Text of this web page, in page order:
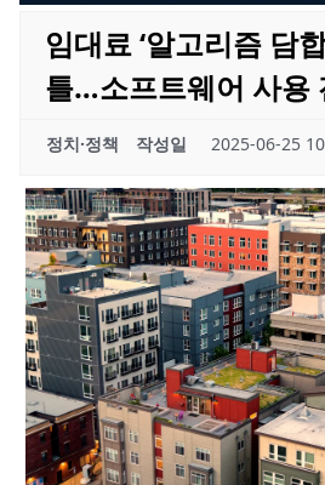
임대료 ‘알고리즘 담
틀…소프트웨어 사용
정치·정책 작성일 2025-06-25